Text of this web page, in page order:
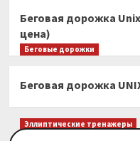
Беговая дорожка
цена)
Беговые дорожки
Беговая дорожка
Эллиптические тренажеры